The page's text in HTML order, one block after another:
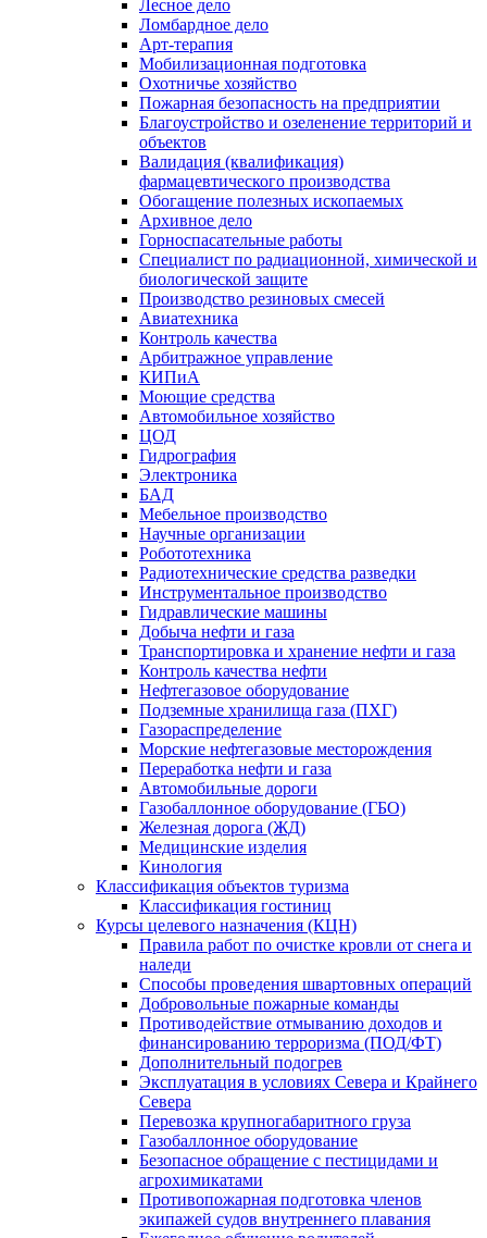
Лесное дело
Ломбардное дело
Арт-терапия
Мобилизационная подготовка
Охотничье хозяйство
Пожарная безопасность на предприятии
Благоустройство и озеленение территорий и
объектов
Валидация (квалификация)
фармацевтического производства
Обогащение полезных ископаемых
Архивное дело
Горноспасательные работы
Специалист по радиационной, химической и
биологической защите
Производство резиновых смесей
Авиатехника
Контроль качества
Арбитражное управление
КИПиА
Моющие средства
Автомобильное хозяйство
ЦОД
Гидрография
Электроника
БАД
Мебельное производство
Научные организации
Робототехника
Радиотехнические средства разведки
Инструментальное производство
Гидравлические машины
Добыча нефти и газа
Транспортировка и хранение нефти и газа
Контроль качества нефти
Нефтегазовое оборудование
Подземные хранилища газа (ПХГ)
Газораспределение
Морские нефтегазовые месторождения
Переработка нефти и газа
Автомобильные дороги
Газобаллонное оборудование (ГБО)
Железная дорога (ЖД)
Медицинские изделия
Кинология
Классификация объектов туризма
Классификация гостиниц
Курсы целевого назначения (КЦН)
Правила работ по очистке кровли от снега и
наледи
Способы проведения швартовных операций
Добровольные пожарные команды
Противодействие отмыванию доходов и
финансированию терроризма (ПОД/ФТ)
Дополнительный подогрев
Эксплуатация в условиях Севера и Крайнего
Севера
Перевозка крупногабаритного груза
Газобаллонное оборудование
Безопасное обращение с пестицидами и
агрохимикатами
Противопожарная подготовка членов
экипажей судов внутреннего плавания